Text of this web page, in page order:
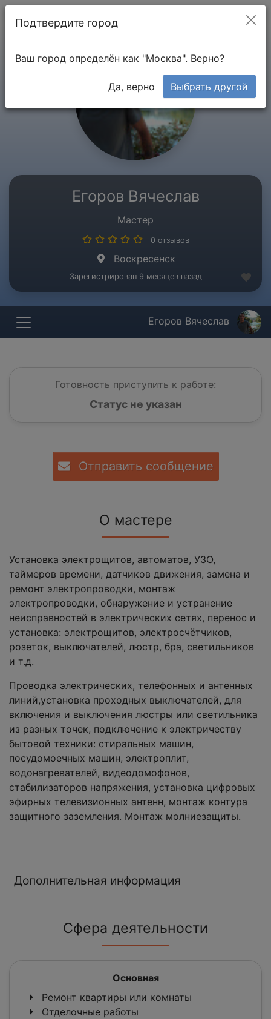
Егоров Вячеслав
Мастер
0 отзывов
Воскресенск
Зарегистрирован 9 месяцев назад
Егоров Вячеслав
Готовность приступить к работе:
Статус не указан
Отправить сообщение
О мастере
Установка электрощитов, автоматов, УЗО,
таймеров времени, датчиков движения, замена и
ремонт электропроводки, монтаж
электропроводки, обнаружение и устранение
неисправностей в электрических сетях, перенос и
установка: электрощитов, электросчётчиков,
розеток, выключателей, люстр, бра, светильников
и т.д.
Проводка электрических, телефонных и антенных
линий,установка проходных выключателей, для
включения и выключения люстры или светильника
из разных точек, подключение к электричеству
бытовой техники: стиральных машин,
посудомоечных машин, электроплит,
водонагревателей, видеодомофонов,
стабилизаторов напряжения, установка цифровых
эфирных телевизионных антенн, монтаж контура
защитного заземления. Монтаж молниезащиты.
Дополнительная информация
Сфера деятельности
Основная
Ремонт квартиры или комнаты
Отделочные работы
Подтвердите город
Ваш город определён как "Москва". Верно?
Да, верно Выбрать другой